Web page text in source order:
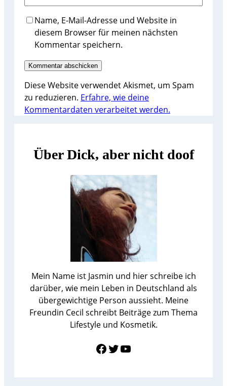
Name, E-Mail-Adresse und Website in
diesem Browser für meinen nächsten
Kommentar speichern.
Diese Website verwendet Akismet, um Spam
zu reduzieren. Erfahre, wie deine
Kommentardaten verarbeitet werden.
Über Dick, aber nicht doof
Mein Name ist Jasmin und hier schreibe ich
darüber, wie mein Leben in Deutschland als
übergewichtige Person aussieht. Meine
Freundin Cecil schreibt Beiträge zum Thema
Lifestyle und Kosmetik.
Link zu Facebook Twitter YouTube